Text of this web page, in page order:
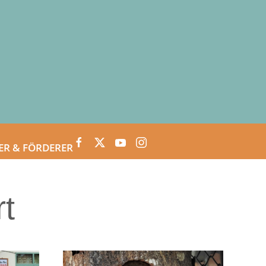
& FÖRDERER